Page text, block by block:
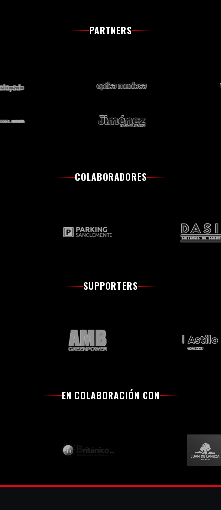
PARTNERS
COLABORADORES
SUPPORTERS
EN COLABORACIÓN CON